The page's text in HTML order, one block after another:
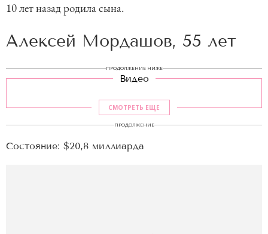
10 лет назад родила сына.
Алексей Мордашов, 55 лет
ПРОДОЛЖЕНИЕ НИЖЕ
Видео
СМОТРЕТЬ ЕЩЕ
ПРОДОЛЖЕНИЕ
Cостояние: $20,8 миллиарда